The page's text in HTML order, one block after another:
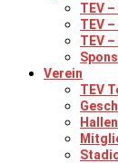
TEV
TEV
TEV
Verein
TEV